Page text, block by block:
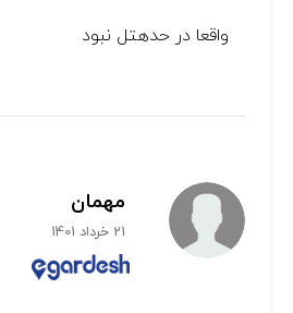
واقعا در حدهتل نبود
مهمان
21 خرداد 1401